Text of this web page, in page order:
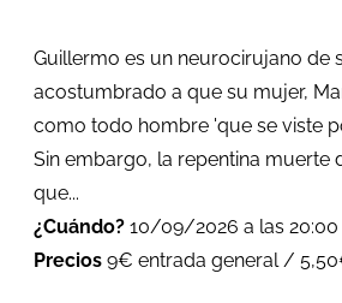
Guillermo es un neurocirujano de
acostumbrado a que su mujer,
como todo hombre 'que se viste
Sin embargo, la repentina muerte
que...
¿Cuándo? 10/09/2026 a las 20:00
Precios 9€ entrada general /